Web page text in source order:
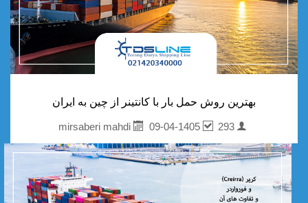
بهترین روش حمل بار با کانتینر از چین به ایران
mirsaberi mahdi
09-04-1405 293